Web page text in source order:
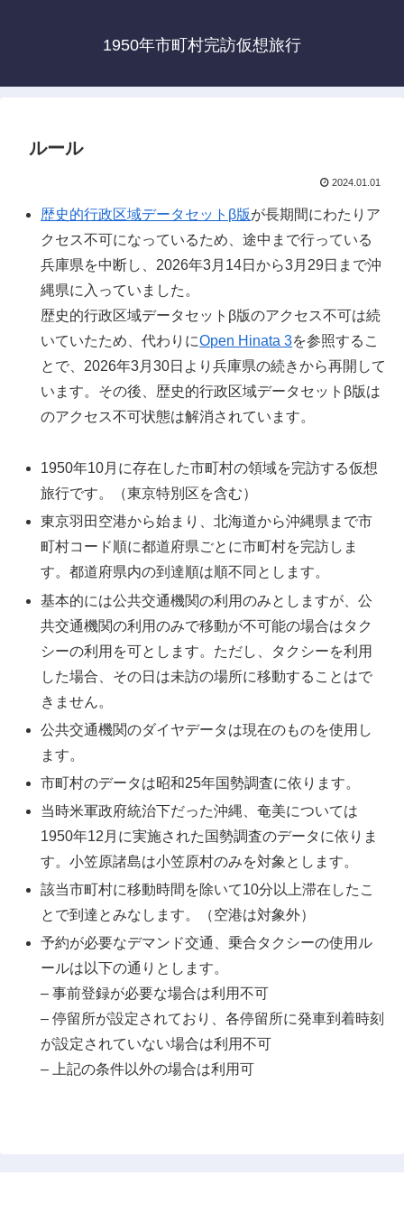
1950年市町村完訪仮想旅行
ルール
2024.01.01
歴史的行政区域データセットβ版が長期間にわたりア
クセス不可になっているため、途中まで行っている
兵庫県を中断し、2026年3月14日から3月29日まで沖
縄県に入っていました。
歴史的行政区域データセットβ版のアクセス不可は続
いていたため、代わりにOpen Hinata 3を参照するこ
とで、2026年3月30日より兵庫県の続きから再開して
います。その後、歴史的行政区域データセットβ版は
のアクセス不可状態は解消されています。
1950年10月に存在した市町村の領域を完訪する仮想
旅行です。（東京特別区を含む）
東京羽田空港から始まり、北海道から沖縄県まで市
町村コード順に都道府県ごとに市町村を完訪しま
す。都道府県内の到達順は順不同とします。
基本的には公共交通機関の利用のみとしますが、公
共交通機関の利用のみで移動が不可能の場合はタク
シーの利用を可とします。ただし、タクシーを利用
した場合、その日は未訪の場所に移動することはで
きません。
公共交通機関のダイヤデータは現在のものを使用し
ます。
市町村のデータは昭和25年国勢調査に依ります。
当時米軍政府統治下だった沖縄、奄美については
1950年12月に実施された国勢調査のデータに依りま
す。小笠原諸島は小笠原村のみを対象とします。
該当市町村に移動時間を除いて10分以上滞在したこ
とで到達とみなします。（空港は対象外）
予約が必要なデマンド交通、乗合タクシーの使用ル
ールは以下の通りとします。
– 事前登録が必要な場合は利用不可
– 停留所が設定されており、各停留所に発車到着時刻
が設定されていない場合は利用不可
– 上記の条件以外の場合は利用可